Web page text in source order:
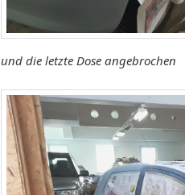
und die letzte Dose angebrochen